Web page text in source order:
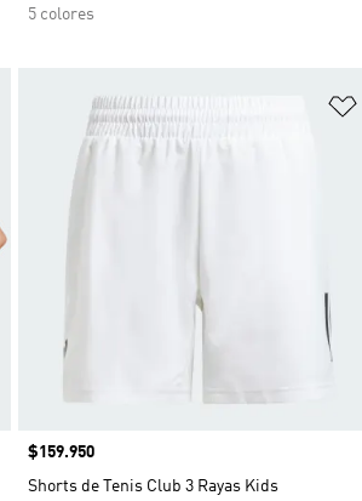
5 colores
Añadir a la lista de deseos
Precio
$159.950
Shorts de Tenis Club 3 Rayas Kids